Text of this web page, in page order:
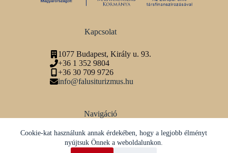
Cookie-kat használunk annak érdekében, hogy a legjobb élményt
nyújtsuk Önnek a weboldalunkon.
Kapcsolat
1077 Budapest, Király u. 93.
+36 1 352 9804
+36 30 709 9726
info@falusiturizmus.hu
Navigáció
Adatvédelmi tájékoztató
Közösségi média